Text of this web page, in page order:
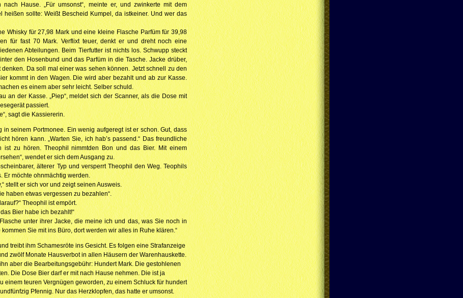
nach Hause. „Für umsonst“, meinte er, und zwinkerte mit dem
heißen sollte: Weißt Bescheid Kumpel, da istkeiner. Und wer das
Whisky für 27,98 Mark und eine kleine Flasche Parfüm für 39,98
für fast 70 Mark. Verflixt teuer, denkt er und dreht noch eine
Abteilungen. Beim Tierfutter ist nichts los. Schwupp steckt
den Hosenbund und das Parfüm in die Tasche. Jacke drüber,
denken. Da soll mal einer was sehen können. Jetzt schnell zu den
kommt in den Wagen. Die wird aber bezahlt und ab zur Kasse.
es einem aber sehr leicht. Selber schuld.
an der Kasse. „Piep“, meldet sich der Scanner, als die Dose mit
passiert.
sagt die Kassiererin.
in seinem Portmonee. Ein wenig aufgeregt ist er schon. Gut, dass
hören kann. „Warten Sie, ich hab’s passend.“ Das freundliche
ist zu hören. Theophil nimmtden Bon und das Bier. Mit einem
wendet er sich dem Ausgang zu.
älterer Typ und versperrt Theophil den Weg. Teophils
Er möchte ohnmächtig werden.
stellt er sich vor und zeigt seinen Ausweis.
haben etwas vergessen zu bezahlen“.
Theophil ist empört.
Bier habe ich bezahlt!“
unter ihrer Jacke, die meine ich und das, was Sie noch in
Sie mit ins Büro, dort werden wir alles in Ruhe klären.“
treibt ihm Schamesröte ins Gesicht. Es folgen eine Strafanzeige
zwölf Monate Hausverbot in allen Häusern der Warenhauskette.
aber die Bearbeitungsgebühr: Hundert Mark. Die gestohlenen
Die Dose Bier darf er mit nach Hause nehmen. Die ist ja
einem teuren Vergnügen geworden, zu einem Schluck für hundert
Pfennig. Nur das Herzklopfen, das hatte er umsonst.